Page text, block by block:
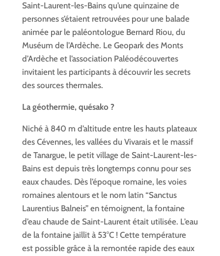
Saint-Laurent-les-Bains qu’une quinzaine de
personnes s’étaient retrouvées pour une balade
animée par le paléontologue Bernard Riou, du
Muséum de l’Ardèche. Le Geopark des Monts
d’Ardèche et l’association Paléodécouvertes
invitaient les participants à découvrir les secrets
des sources thermales.
La géothermie, quésako ?
Niché à 840 m d’altitude entre les hauts plateaux
des Cévennes, les vallées du Vivarais et le massif
de Tanargue, le petit village de Saint-Laurent-les-
Bains est depuis très longtemps connu pour ses
eaux chaudes. Dès l’époque romaine, les voies
romaines alentours et le nom latin “Sanctus
Laurentius Balneis” en témoignent, la fontaine
d’eau chaude de Saint-Laurent était utilisée. L’eau
de la fontaine jaillit à 53°C ! Cette température
est possible grâce à la remontée rapide des eaux